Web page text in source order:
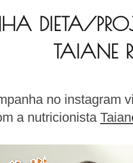
DIETA/
TAIANE
no instagram
a nutricionista